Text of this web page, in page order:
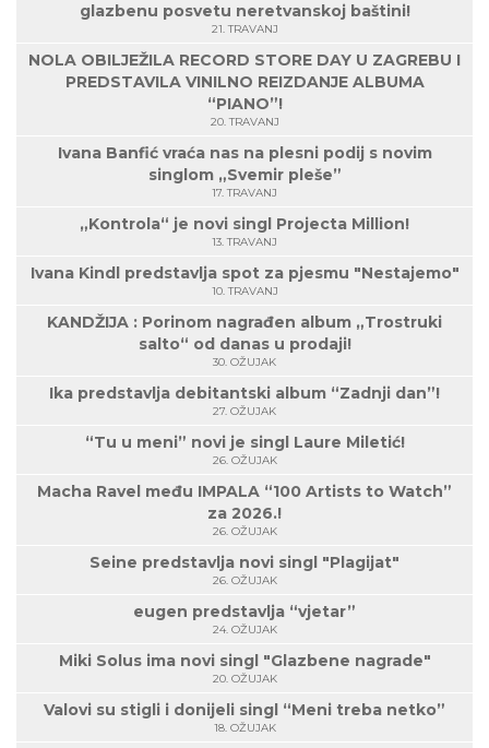
glazbenu posvetu neretvanskoj baštini!
21. TRAVANJ
NOLA OBILJEŽILA RECORD STORE DAY U ZAGREBU I
PREDSTAVILA VINILNO REIZDANJE ALBUMA
“PIANO”!
20. TRAVANJ
Ivana Banfić vraća nas na plesni podij s novim
singlom „Svemir pleše”
17. TRAVANJ
„Kontrola“ je novi singl Projecta Million!
13. TRAVANJ
Ivana Kindl predstavlja spot za pjesmu "Nestajemo"
10. TRAVANJ
KANDŽIJA : Porinom nagrađen album „Trostruki
salto“ od danas u prodaji!
30. OŽUJAK
Ika predstavlja debitantski album “Zadnji dan”!
27. OŽUJAK
“Tu u meni” novi je singl Laure Miletić!
26. OŽUJAK
Macha Ravel među IMPALA “100 Artists to Watch”
za 2026.!
26. OŽUJAK
Seine predstavlja novi singl "Plagijat"
26. OŽUJAK
eugen predstavlja “vjetar”
24. OŽUJAK
Miki Solus ima novi singl "Glazbene nagrade"
20. OŽUJAK
Valovi su stigli i donijeli singl “Meni treba netko”
18. OŽUJAK